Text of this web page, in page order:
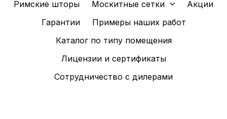
Римские шторы
Москитные сетки
Акции
Гарантии
Примеры наших работ
Каталог по типу помещения
Лицензии и сертификаты
Сотрудничество с дилерами